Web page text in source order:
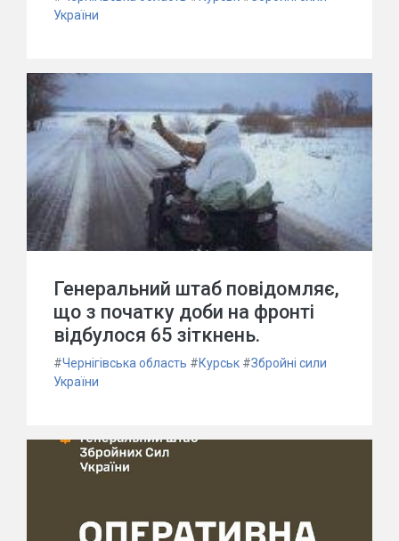
України
Генеральний штаб повідомляє,
що з початку доби на фронті
відбулося 65 зіткнень.
#Чернігівська область #Курськ #Збройні сили
України